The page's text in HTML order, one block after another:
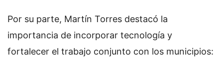
Por su parte, Martín Torres destacó la
importancia de incorporar tecnología y
fortalecer el trabajo conjunto con los municipios: